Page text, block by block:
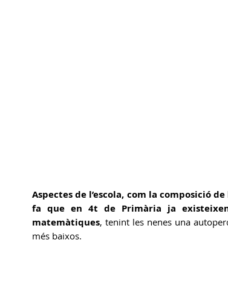
Aspectes de l’escola, com la composició
fa que en 4t de Primària ja
matemàtiques, tenint les nenes una
més baixos.